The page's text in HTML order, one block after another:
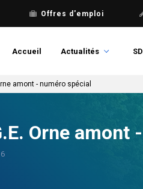
Offres d'emploi
Accueil Actualités
amont - numéro spécial
Orne amont